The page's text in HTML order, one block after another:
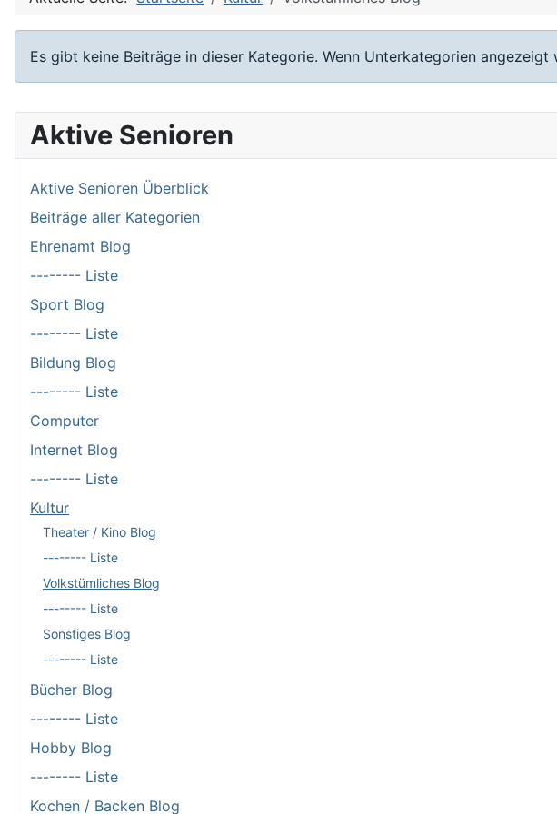
Aktive Senioren
Aktive Senioren Überblick
Beiträge aller Kategorien
Ehrenamt Blog
-------- Liste
Sport Blog
-------- Liste
Bildung Blog
-------- Liste
Computer
Internet Blog
-------- Liste
Kultur
Theater / Kino Blog
-------- Liste
Volkstümliches Blog
-------- Liste
Sonstiges Blog
-------- Liste
Bücher Blog
-------- Liste
Hobby Blog
-------- Liste
Kochen / Backen Blog
Information
Es gibt keine Beiträge in dieser Kategorie. Wenn Unterkategorien